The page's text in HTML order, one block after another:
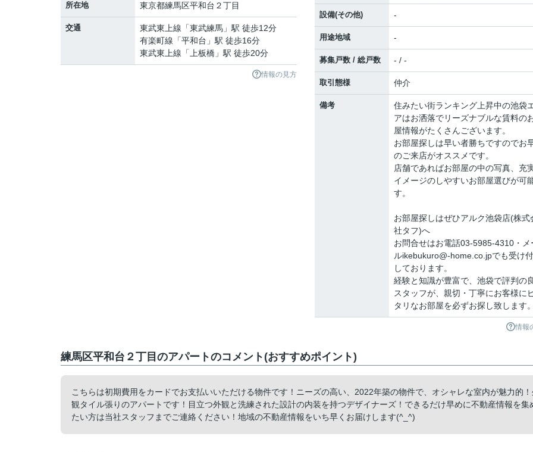
所在地 東京都練馬区平和台 ２丁目
交通 東武東上線 「東武練馬 」駅 徒歩12分
有楽町線 「平和台 」駅 徒歩16分
東武東上線 「 上板橋 」駅 徒歩20分
情報の見方
設備(その他) -
用途地域 -
募集戸数 / 総戸数 - / -
取引態様 仲介
備考
住みたい街ランキング上昇中の池袋
アはお洒落でリーズナブルな賃料の
屋情報がたくさんございます。
お部屋探しは早い者勝ちですのでお
のご来店がオススメです。
店舗であればお部屋の中の写真、充
イメージのしやすいお部屋選びが可
す。
お部屋探しはぜひアルク池袋店(株式
社タフ)へ
お問合せはお電話03-5985-4310・メ
ルikebukuro@-home.co.jpでも受け
しております。
経験と知識が豊富で、池袋で評判の
スタッフが、親切・丁寧にお客様に
タリなお部屋を必ずお探し致します
情報
練馬区平和台２丁目のアパートのコメント(おすすめポイント)
こちらは初期費用をカードでお支払いいただける物件です！ニーズの高い、2022年築の物件で、オシャレな室内が魅力的
観タイル張りのアパートです！目立つ外観と洗練された設計の内装を持つデザイナーズ！できるだけ早めに不動産情報を集
たい方は当社スタッフまでご連絡ください！地域の不動産情報をいち早くお届けします(^_^)